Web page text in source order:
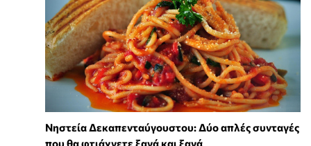
Νηστεία Δεκαπενταύγουστου: Δύο απλές συνταγές
που θα φτιάχνετε ξανά και ξανά